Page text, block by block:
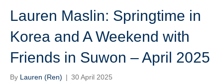
Lauren Maslin: Springtime in
Korea and A Weekend with
Friends in Suwon – April 2025
By Lauren (Ren) | 30 April 2025